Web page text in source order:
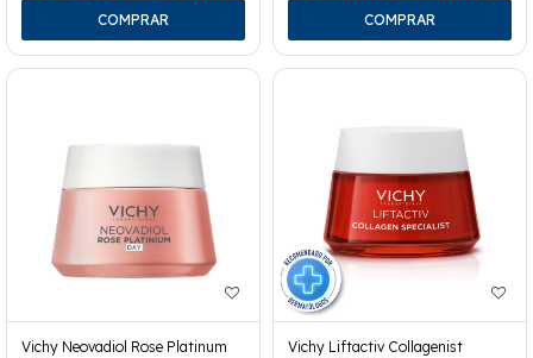
Vichy Neovadiol Rose Platinum
Vichy Liftactiv Collagenist